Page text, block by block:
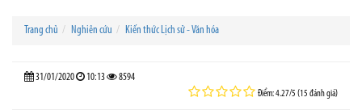
Trang chủ Nghiên cứu Kiến thức Lịch sử - Văn hóa
31/01/2020 10:13 8594
Điểm: 4.27/5 (15 đánh giá)